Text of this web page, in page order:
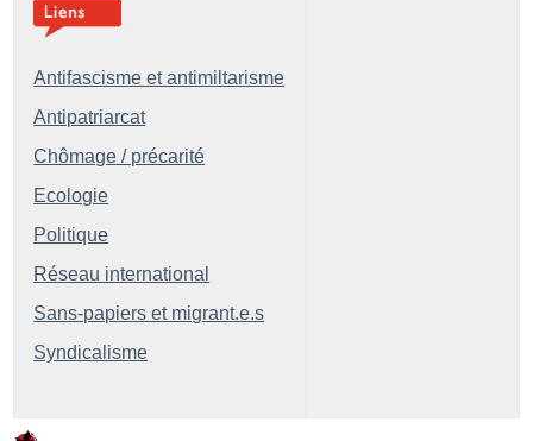
Antifascisme et antimiltarisme
Antipatriarcat
Chômage / précarité
Ecologie
Politique
Réseau international
Sans-papiers et migrant.e.s
Syndicalisme